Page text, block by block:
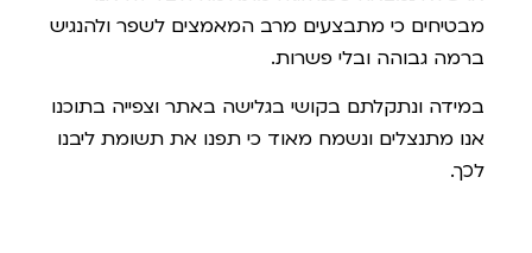
מבטיחים כי מתבצעים מרב המאמצים לשפר ולהנגיש
ברמה גבוהה ובלי פשרות.
במידה ונתקלתם בקושי בגלישה באתר וצפייה בתוכנו
אנו מתנצלים ונשמח מאוד כי תפנו את תשומת ליבנו
לכך.